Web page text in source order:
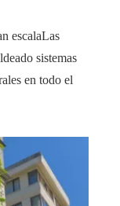
escalaLas
sistemas
en todo el